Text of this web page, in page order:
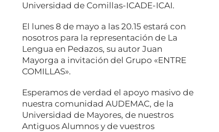
Universidad de Comillas-ICADE-ICAI.
El lunes 8 de mayo a las 20.15 estará con
nosotros para la representación de La
Lengua en Pedazos, su autor Juan
Mayorga a invitación del Grupo «ENTRE
COMILLAS».
Esperamos de verdad el apoyo masivo de
nuestra comunidad AUDEMAC, de la
Universidad de Mayores, de nuestros
Antiguos Alumnos y de vuestros